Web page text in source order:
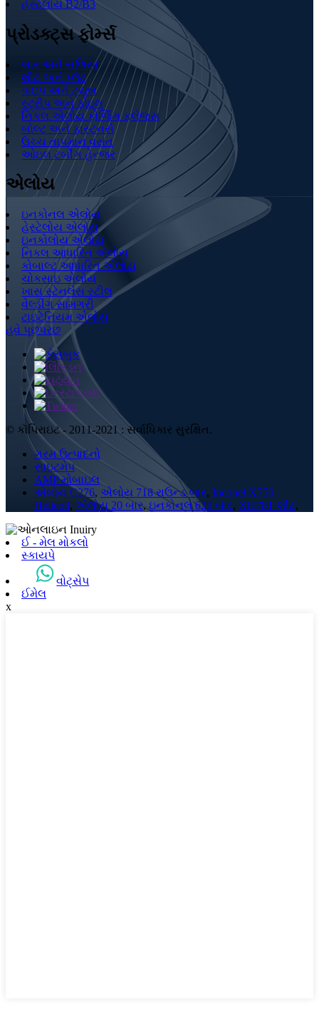
હેસ્ટેલોય B2/B3
પ્રોડક્ટ્સ ફોર્મ્સ
બાર અને સળિયા
શીટ અને પ્લેટ
પાઇપ અને ટ્યુબ
સ્ટ્રીપ અને ફોઇલ
નિકલ એલોય ફોર્જિંગ ફ્લેંજ્સ
બોલ્ટ અને ફાસ્ટનર્સ
ઉચ્ચ તાપમાન વસંત
ઓઇલ ટર્બીંગ હેન્જર
એલોય
ઇનકોનલ એલોય
હેસ્ટેલોય એલોય
ઇનકોલોય એલોય
નિકલ આધારિત એલોય
કોબાલ્ટ આધારિત એલોય
ચોકસાઇ એલોય
ખાસ સ્ટેનલેસ સ્ટીલ
વેલ્ડીંગ સામગ્રી
ટાઇટેનિયમ એલોય
હવે પૂછપરછ
© કૉપિરાઇટ - 2011-2021 : સર્વાધિકાર સુરક્ષિત.
ગરમ ઉત્પાદનો
સાઇટમેપ
AMP મોબાઇલ
એલોય C276, એલોય 718 રાઉન્ડ બાર, Inconel X750
Helicoil, એલોય 20 બાર, ઇનકોનલ 625 બાર, XH78T શીટ,
ઈ - મેલ મોકલો
સ્કાયપે
વોટ્સેપ
ઈમેલ
x